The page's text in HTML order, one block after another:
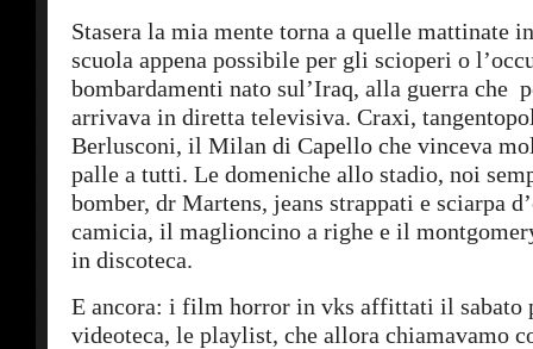
Stasera la mia mente torna a quelle mattinate
scuola appena possibile per gli scioperi o
bombardamenti nato sul’Iraq, alla guerra che
arrivava in diretta televisiva. Craxi,
Berlusconi, il Milan di Capello che vinceva
palle a tutti. Le domeniche allo stadio, noi
bomber, dr Martens, jeans strappati e sciarpa
camicia, il maglioncino a righe e il
in discoteca.
E ancora: i film horror in vks affittati il sabato
videoteca, le playlist, che allora chiamavamo